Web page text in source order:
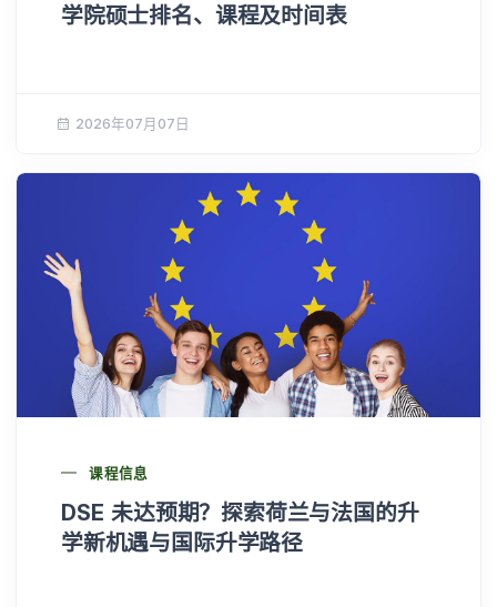
学院硕士排名、课程及时间表
2026年07月07日
课程信息
DSE 未达预期？探索荷兰与法国的升
学新机遇与国际升学路径